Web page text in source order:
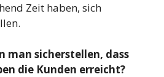
Zeit haben, sich
man sicherstellen, dass
die Kunden erreicht?